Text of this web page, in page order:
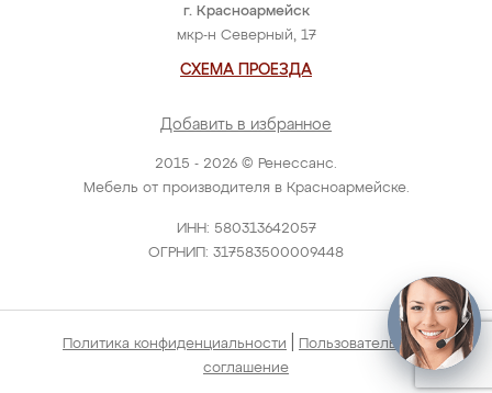
2015 - 2026 © Ренессанс.
Мебель от производителя в Красноармейске.
ИНН: 580313642057
ОГРНИП: 317583500009448
г. Красноармейск
мкр-н Северный, 17
СХЕМА ПРОЕЗДА
Добавить в избранное
Политика конфиденциальности
Пользовательское
соглашение